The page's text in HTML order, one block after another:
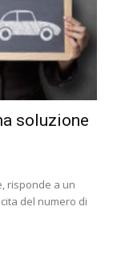
soluzione
risponde a un
del numero di